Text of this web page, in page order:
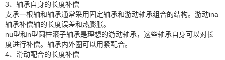
3、轴承自身的长度补偿
支承一根轴和轴承通常采用固定轴承和游动轴承组合的结构。游动ina
轴承补偿轴的长度误差和热膨胀。
nu型和n型圆柱滚子轴承是理想的游动轴承，这些轴承自身可以对长
度进行补偿。轴承内外圈可以用紧配合。
4、滑动配合的长度补偿